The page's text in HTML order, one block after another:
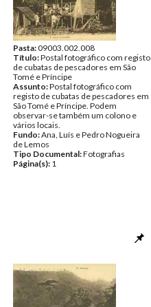
Pasta:09003.002.008
Título:Postal fotográfico com registo
de cubatas de pescadores em São
Tomé e Príncipe
Assunto:Postal fotográfico com
registo de cubatas de pescadores em
São Tomé e Príncipe. Podem
observar-se também um colono e
vários locais.
Fundo:Ana, Luís e Pedro Nogueira
de Lemos
Tipo Documental:Fotografias
Página(s): 1